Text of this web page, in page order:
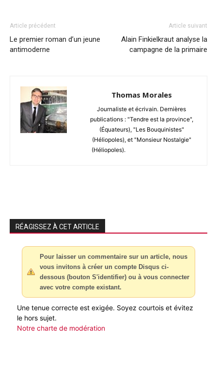
Article précédent
Le premier roman d’un jeune
antimoderne
Article suivant
Alain Finkielkraut analyse la
campagne de la primaire
Thomas Morales
Journaliste et écrivain. Dernières
publications : "Tendre est la province",
(Équateurs), "Les Bouquinistes"
(Héliopoles), et "Monsieur Nostalgie"
(Héliopoles).
RÉAGISSEZ À CET ARTICLE
Pour laisser un commentaire sur un article, nous
vous invitons à créer un compte Disqus ci-
dessous (bouton S'identifier) ou à vous connecter
avec votre compte existant.
Une tenue correcte est exigée. Soyez courtois et évitez
le hors sujet.
Notre charte de modération